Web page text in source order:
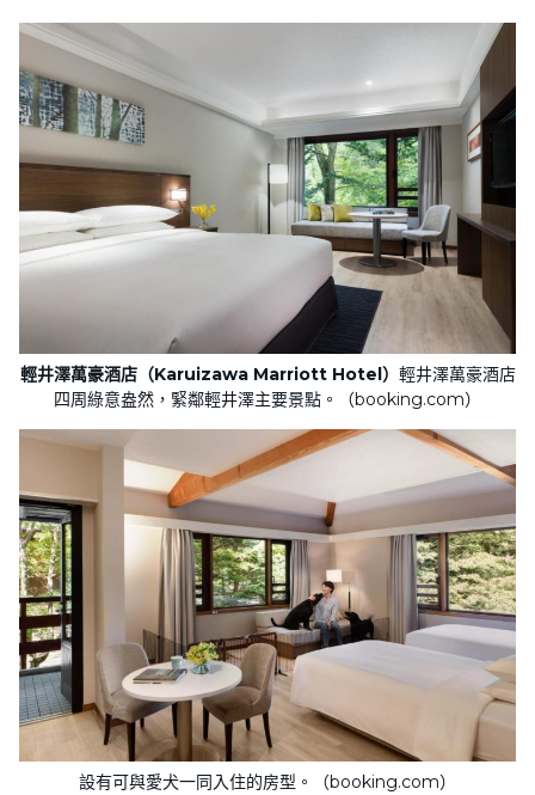
輕井澤萬豪酒店（Karuizawa Marriott Hotel） 輕井澤萬豪酒店
四周綠意盎然，緊鄰輕井澤主要景點。（booking.com）
設有可與愛犬一同入住的房型。（booking.com）